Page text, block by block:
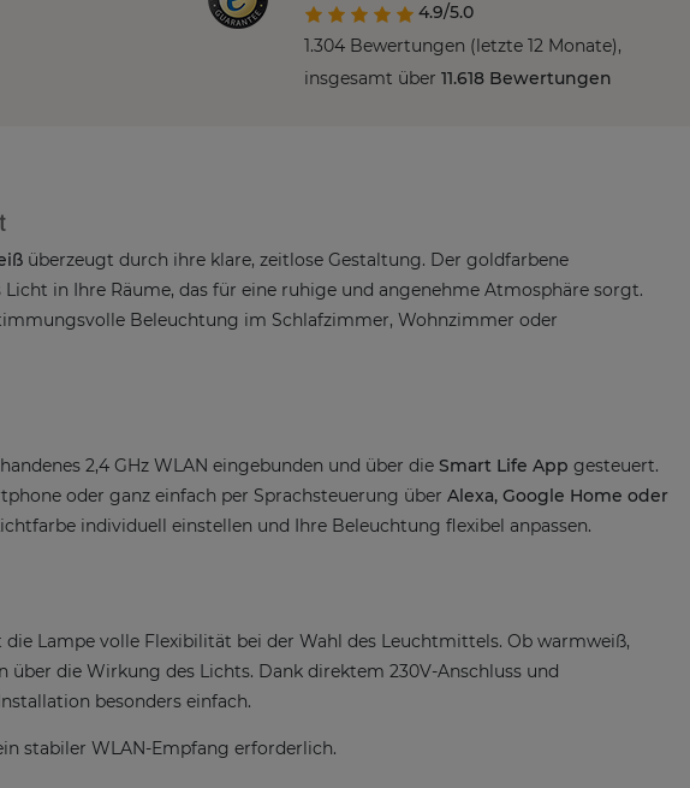
4.9/5.0
1.304 Bewertungen (letzte 12 Monate),
insgesamt über 11.618 Bewertungen
überzeugt durch ihre klare, zeitlose Gestaltung. Der goldfarbene
in Ihre Räume, das für eine ruhige und angenehme Atmosphäre sorgt.
Beleuchtung im Schlafzimmer, Wohnzimmer oder
2,4 GHz WLAN eingebunden und über die Smart Life App gesteuert.
oder ganz einfach per Sprachsteuerung über Alexa, Google Home oder
individuell einstellen und Ihre Beleuchtung flexibel anpassen.
die Lampe volle Flexibilität bei der Wahl des Leuchtmittels. Ob warmweiß,
die Wirkung des Lichts. Dank direktem 230V-Anschluss und
besonders einfach.
stabiler WLAN-Empfang erforderlich.